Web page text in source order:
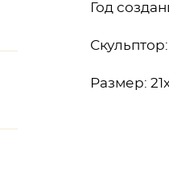
Год
Размер: